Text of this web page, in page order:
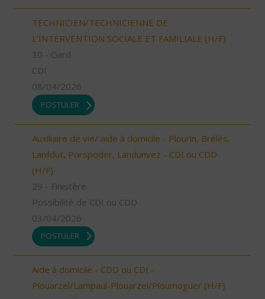
TECHNICIEN/TECHNICIENNE DE
L'INTERVENTION SOCIALE ET FAMILIALE (H/F)
30 - Gard
CDI
08/04/2026
POSTULER
Auxiliaire de vie/ aide à domicile - Plourin, Brélès,
Lanildut, Porspoder, Landunvez - CDI ou CDD
(H/F)
29 - Finistère
Possibilité de CDI ou CDD
03/04/2026
POSTULER
Aide à domicile - CDD ou CDI -
Plouarzel/Lampaul-Plouarzel/Ploumoguer (H/F)